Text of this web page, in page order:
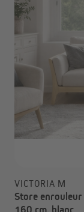
VICTORIA M
Store
160 cm, blanc